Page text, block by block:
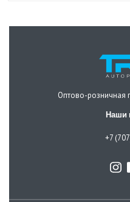
Оптово-розничная
Наши
+7